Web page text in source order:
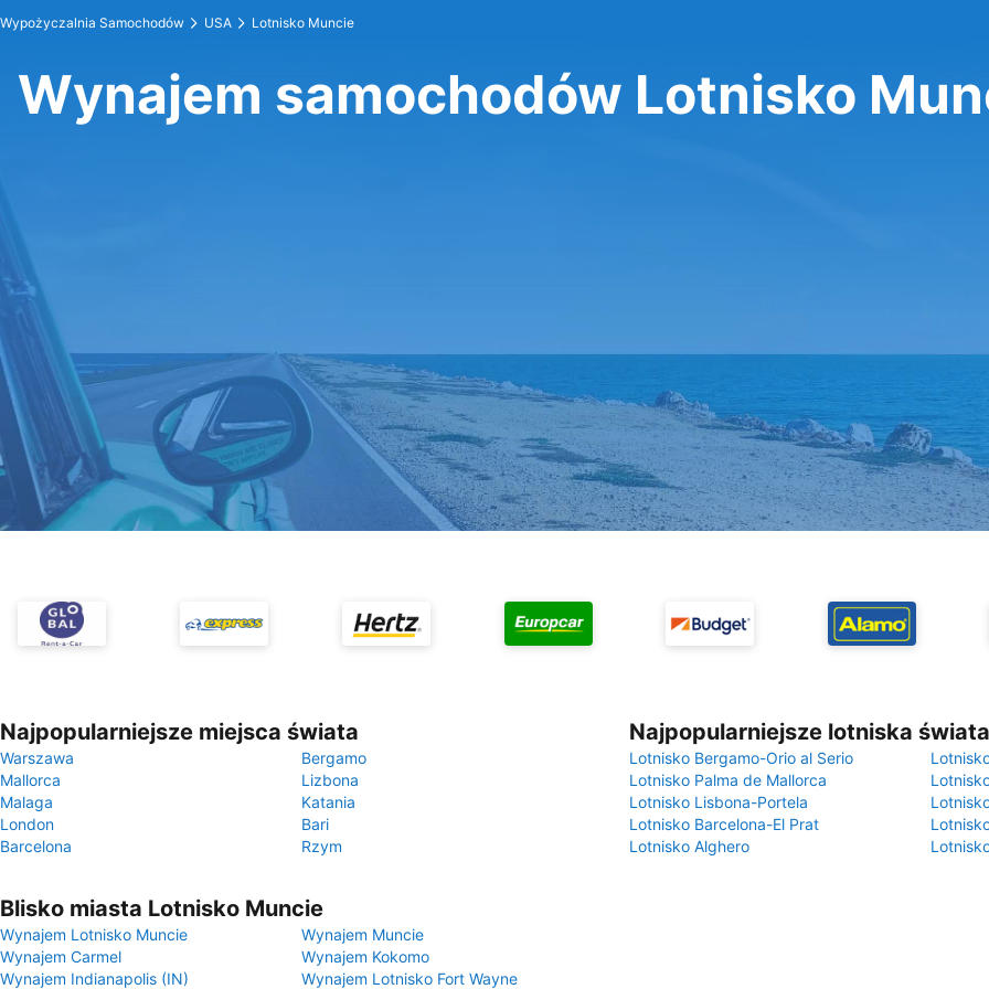
Wypożyczalnia Samochodów USA Lotnisko Muncie
Wynajem samochodów Lotnisko
Najpopularniejsze miejsca świata
Warszawa
Bergamo
Mallorca
Lizbona
Malaga
Katania
London
Bari
Barcelona
Rzym
Najpopularniejsze lotniska świata
Lotnisko Bergamo-Orio al Serio
Lotnisko Palma de Mallorca
Lotnisko Lisbona-Portela
Lotnisko Barcelona-El Prat
Lotnisko Alghero
Blisko miasta Lotnisko Muncie
Wynajem Lotnisko Muncie
Wynajem Muncie
Wynajem Carmel
Wynajem Kokomo
Wynajem Indianapolis (IN)
Wynajem Lotnisko Fort Wayne